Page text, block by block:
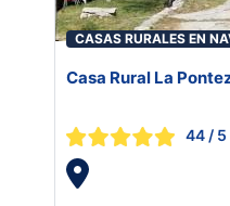
CASAS RURALES EN
Casa Rural La
44 / 5